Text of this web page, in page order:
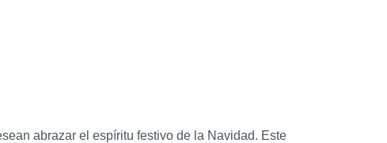
abrazar el espíritu festivo de la Navidad. Este